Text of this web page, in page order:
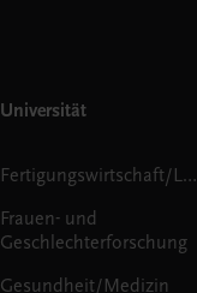
Universität
Fertigungswirtschaft/Logistik
Frauen- und
Geschlechterforschung
Gesundheit/Medizin